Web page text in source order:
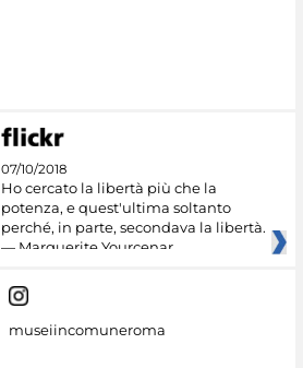
07/10/2018
Ho cercato la libertà più che la
potenza, e quest'ultima soltanto
perché, in parte, secondava la libertà.
— Marguerite Yourcenar
museiincomuneroma